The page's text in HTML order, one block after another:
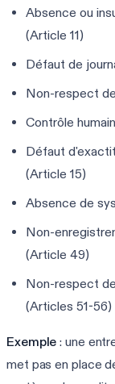
Absence ou
(Article 11)
Défaut de
Non-respect
Contrôle
Défaut
(Article 15)
Absence de
Non-
(Article 49)
Non-respect
(Articles 51-56)
Exemple : une
met pas en place